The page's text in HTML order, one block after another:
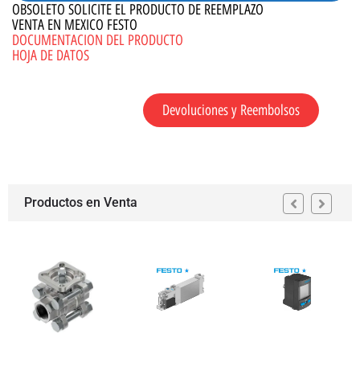
OBSOLETO SOLICITE EL PRODUCTO DE REEMPLAZO
VENTA EN MEXICO FESTO
DOCUMENTACION DEL PRODUCTO
HOJA DE DATOS
Devoluciones y Reembolsos
Productos en Venta